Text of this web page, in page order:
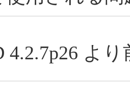
4.2.7p26 よ